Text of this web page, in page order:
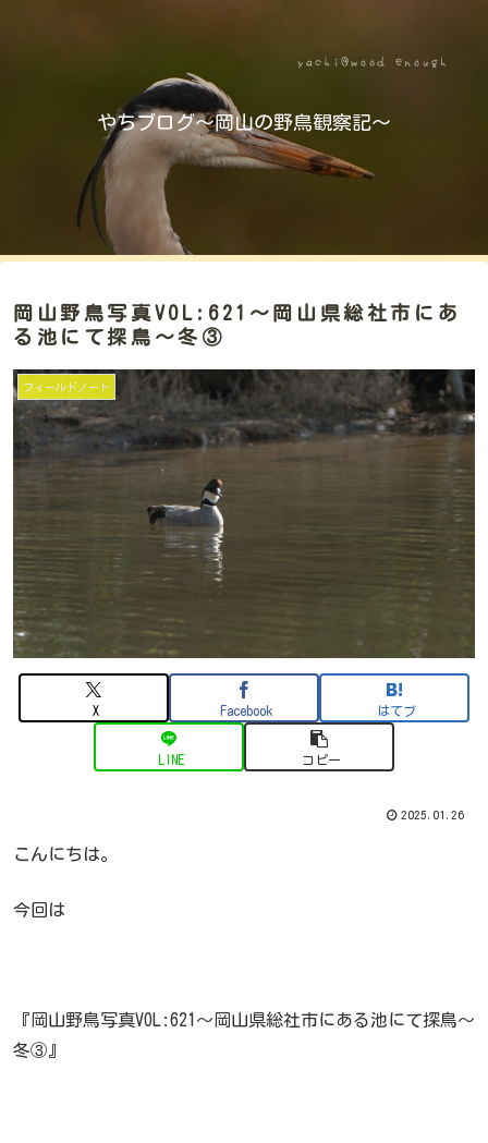
やちブログ～岡山の野鳥観察記～
岡山野鳥写真VOL:621～岡山県総社市にあ
る池にて探鳥～冬③
フィールドノート
X Facebook はてブ
LINE コピー
2025.01.26
こんにちは。
今回は
『岡山野鳥写真VOL:621～岡山県総社市にある池にて探鳥～
冬③』